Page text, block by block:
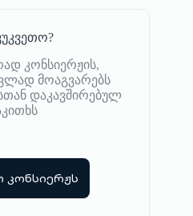
კონსიერჟის,
მოაგვარებს
დაკავშირებულ
კონსიერჟს